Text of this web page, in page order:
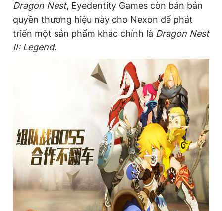
Tổng biên tập: Nguyễn Ngọc Toàn
Phó tổng biên tập thường trực: Hải Thành
Phó tổng biên tập: Lâm Hiếu Dũng
Phó tổng biên tập: Trần Việt Hưng
Tổng thư ký tòa soạn: Đức Trung
Giấy phép xuất bản số 110/GP - BTTTT cấp ngày 24.3.2020
© 2003-2026 Bản quyền thuộc về Báo Thanh Niên. Cấm sao
chép dưới mọi hình thức nếu không có sự chấp thuận bằng văn
bản. Phát triển bởi ePi Technologies, JSC.
Dragon Nest, Eyedentity Games còn bán bản
quyền thương hiệu này cho Nexon để phát
triển một sản phẩm khác chính là Dragon Nest
II: Legend.